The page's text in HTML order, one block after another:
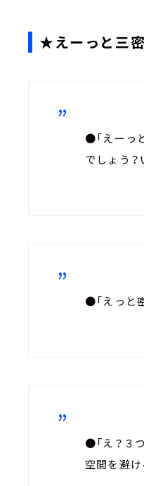
★えーっと三密
●「えーっ
でしょう？
●「えっと
●「え？３
空間を避け